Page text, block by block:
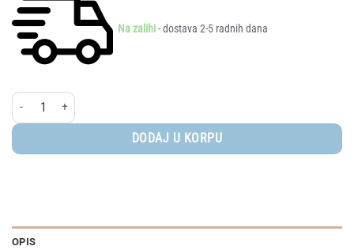
Na zalihi- dostava 2-5 radnih dana
Elodie Mondo® korpa za kolica - Autumn Rose količina
DODAJ U KORPU
OPIS